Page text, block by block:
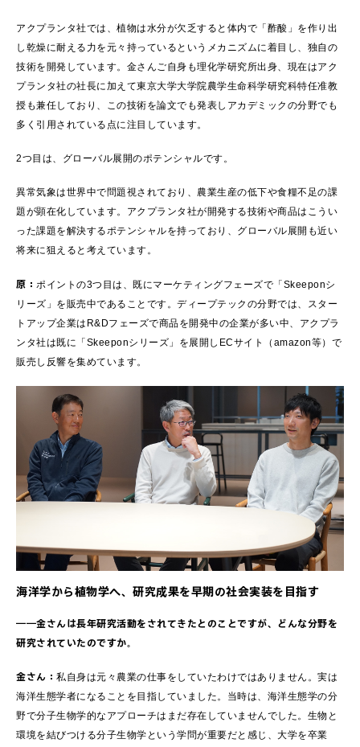
アクプランタ社では、植物は水分が欠乏すると体内で「酢酸」を作り出
し乾燥に耐える力を元々持っているというメカニズムに着目し、独自の
技術を開発しています。金さんご自身も理化学研究所出身、現在はアク
プランタ社の社長に加えて東京大学大学院農学生命科学研究科特任准教
授も兼任しており、この技術を論文でも発表しアカデミックの分野でも
多く引用されている点に注目しています。
2つ目は、グローバル展開のポテンシャルです。
異常気象は世界中で問題視されており、農業生産の低下や食糧不足の課
題が顕在化しています。アクプランタ社が開発する技術や商品はこうい
った課題を解決するポテンシャルを持っており、グローバル展開も近い
将来に狙えると考えています。
原： ポイントの3つ目は、既にマーケティングフェーズで「Skeeponシ
リーズ」を販売中であることです。ディープテックの分野では、スター
トアップ企業はR&Dフェーズで商品を開発中の企業が多い中、アクプラ
ンタ社は既に「Skeeponシリーズ」を展開しECサイト（amazon等）で
販売し反響を集めています。
海洋学から植物学へ、研究成果を早期の社会実装を目指す
――金さんは長年研究活動をされてきたとのことですが、どんな分野を
研究されていたのですか。
金さん： 私自身は元々農業の仕事をしていたわけではありません。実は
海洋生態学者になることを目指していました。当時は、海洋生態学の分
野で分子生物学的なアプローチはまだ存在していませんでした。生物と
環境を結びつける分子生物学という学問が重要だと感じ、大学を卒業